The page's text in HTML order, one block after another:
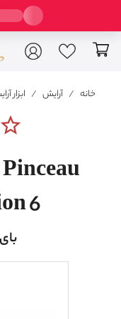
خانه / آرایش / ابزار
star_border
6